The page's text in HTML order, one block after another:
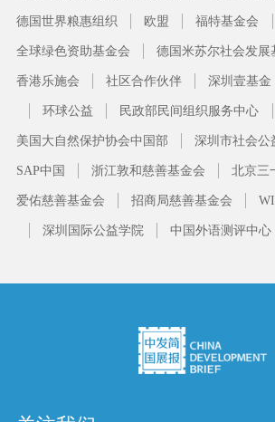
德国世界粮惠组织 欧盟 福特基金会
全球绿色资助基金会 德国米苏尔社会发展
香港乐施会 社区合作伙伴 深圳壹基金
环球公益 民政部民间组织服务中心
美国大自然保护协会中国部 深圳市社会公
SAP中国 浙江敦和慈善基金会 北京三
爱佑慈善基金会 招商局慈善基金会
深圳国际公益学院 中国外语测评中心